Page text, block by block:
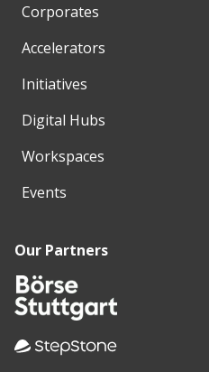
Corporates
Accelerators
Initiatives
Digital Hubs
Workspaces
Events
Our Partners